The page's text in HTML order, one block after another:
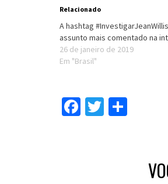
Relacionado
A hashtag
assunto mais comentado na
26 de janeiro de 2019
Em "Brasil"
Facebook
Twitter